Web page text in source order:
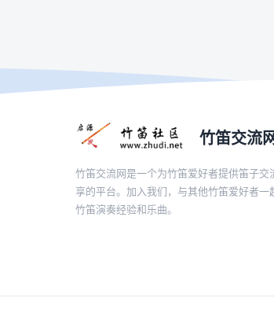
竹笛交流
竹笛交流网是一个为竹笛爱好者提供笛子交
享的平台。加入我们，与其他竹笛爱好者一
竹笛演奏经验和乐曲。